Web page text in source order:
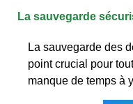
La sauvegarde
La sauvegarde des
point crucial pour
manque de temps à